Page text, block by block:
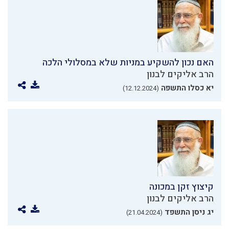
האם נכון להשקיע במניות שלא במסלולי הלכה
הרב אליקים לבנון
יא כסלו התשפה (12.12.2024)
קיצוץ זקן במכונה
הרב אליקים לבנון
יג ניסן התשפד (21.04.2024)